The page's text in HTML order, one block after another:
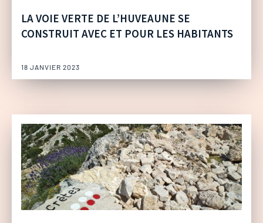
LA VOIE VERTE DE L’HUVEAUNE SE
CONSTRUIT AVEC ET POUR LES HABITANTS
18 JANVIER 2023